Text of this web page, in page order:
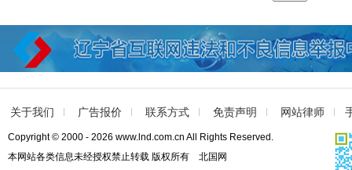
关于我们 广告报价 联系方式 免责声明 网站律师
Copyright © 2000 - 2026 www.lnd.com.cn All Rights Reserved.
本网站各类信息未经授权禁止转载 版权所有 北国网